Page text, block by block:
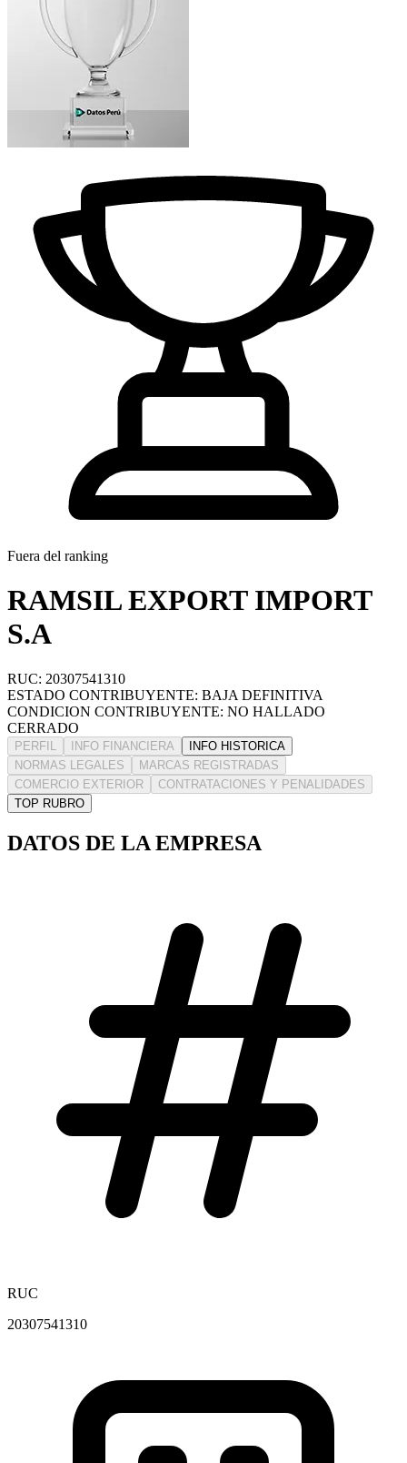
Fuera del ranking
RAMSIL EXPORT IMPORT
S.A
RUC: 20307541310
ESTADO CONTRIBUYENTE: BAJA DEFINITIVA
CONDICION CONTRIBUYENTE: NO HALLADO
CERRADO
PERFIL INFO FINANCIERA
INFO HISTORICA
NORMAS LEGALES
MARCAS REGISTRADAS
COMERCIO EXTERIOR
CONTRATACIONES Y PENALIDADES
TOP RUBRO
DATOS DE LA EMPRESA
RUC
20307541310